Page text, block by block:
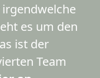
es um den
ist der
Team